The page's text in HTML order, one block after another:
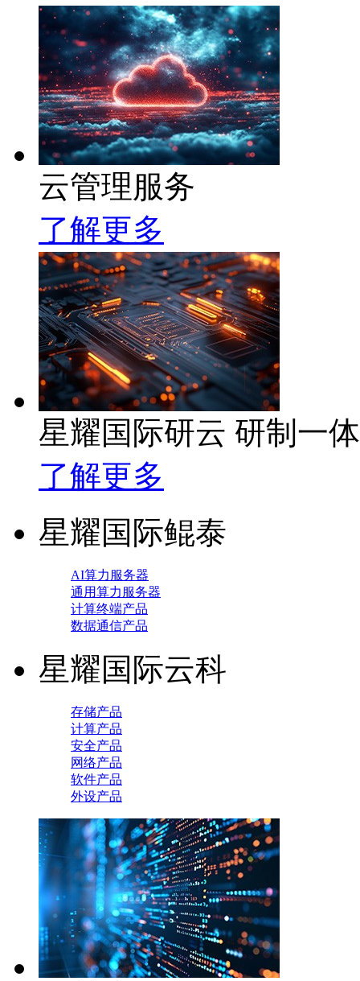
云管理服务
了解更多
星耀国际研云 研制一
了解更多
星耀国际鲲泰
AI算力服务器
通用算力服务器
计算终端产品
数据通信产品
星耀国际云科
存储产品
计算产品
安全产品
网络产品
软件产品
外设产品